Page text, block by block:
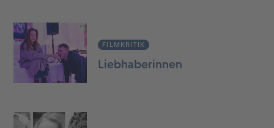
FILMKRITIK
Liebhaberinnen